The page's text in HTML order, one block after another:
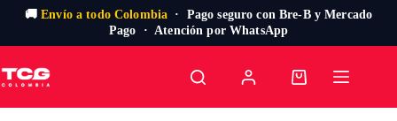
🚚Envío a todo Colombia · Pago seguro con Bre-B y Mercado
Pago · Atención por WhatsApp
al
contenido
Carro